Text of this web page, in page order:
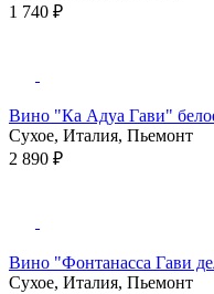
1 740 ₽
Вино "Ка Адуа Гави"
Сухое, Италия, Пьемонт
2 890 ₽
Вино "Фонтанасса Гави
Сухое, Италия, Пьемонт